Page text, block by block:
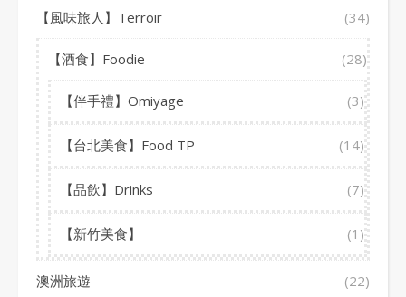
【風味旅人】Terroir (34)
【酒食】Foodie (28)
【伴手禮】Omiyage (3)
【台北美食】Food TP (14)
【品飲】Drinks (7)
【新竹美食】 (1)
澳洲旅遊 (22)